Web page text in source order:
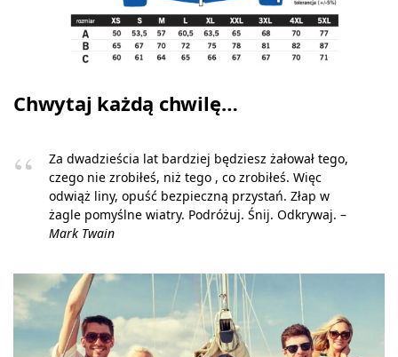
Chwytaj każdą chwilę…
Za dwadzieścia lat bardziej będziesz żałował tego,
czego nie zrobiłeś, niż tego , co zrobiłeś. Więc
odwiąż liny, opuść bezpieczną przystań. Złap w
żagle pomyślne wiatry. Podróżuj. Śnij. Odkrywaj. –
Mark Twain